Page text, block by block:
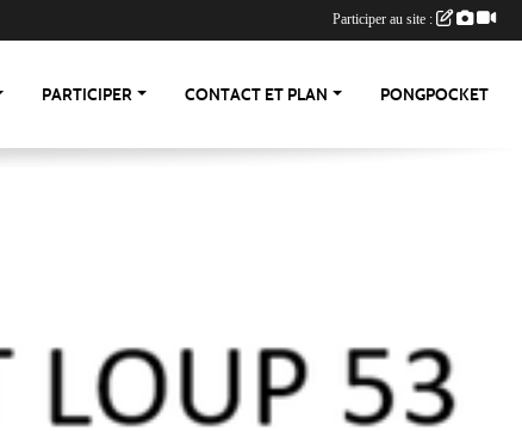
PARTICIPER CONTACT ET PLAN PONGPOCKET
Participer au site :